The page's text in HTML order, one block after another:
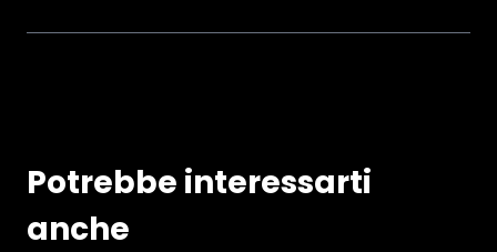
Potrebbe interessarti
anche